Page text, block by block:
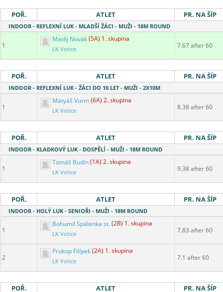
POŘ. ATLET PR. NA ŠÍP
INDOOR - REFLEXNÍ LUK - MLADŠÍ ŽÁCI - MUŽI - 18M ROUND
1
Matěj Novák(5A) 1. skupina
LK Votice 7.67 after 60
POŘ. ATLET PR. NA ŠÍP
INDOOR - REFLEXNÍ LUK - ŽÁCI DO 10 LET - MUŽI - 2X10M
1
Matyáš Vurm(6A) 2. skupina
LK Votice 8.38 after 60
POŘ. ATLET PR. NA ŠÍP
INDOOR - KLADKOVÝ LUK - DOSPĚLÍ - MUŽI - 18M ROUND
1
Tomáš Budín(1A) 2. skupina
LK Votice 9.38 after 60
POŘ. ATLET PR. NA ŠÍP
INDOOR - HOLÝ LUK - SENIOŘI - MUŽI - 18M ROUND
1
Bohumil Spálenka st.(2B) 1. skupina
LK Votice 7.83 after 60
2
Prokop Filípek(2A) 1. skupina
LK Votice 7.1 after 60
POŘ. ATLET PR. NA ŠÍP